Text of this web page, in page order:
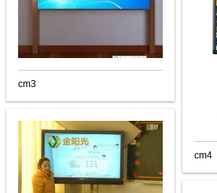
cm3
cm4